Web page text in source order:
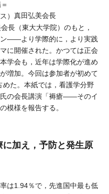
真田弘美会長
）
長（東大大学院）のもと，
ン――より学際的に，より実践
に開催された。かつては正会
学会も，近年は学際化が進め
増加。今回は参加者が初めて
た。本紙では，看護学分野
の会長講演「褥瘡――そのイ
模様を報告する。
加え，予防と発生原
は1.94％で，先進国中最も低